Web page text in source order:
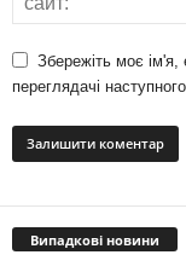
Збережіть моє
переглядачі
Випадкові новини